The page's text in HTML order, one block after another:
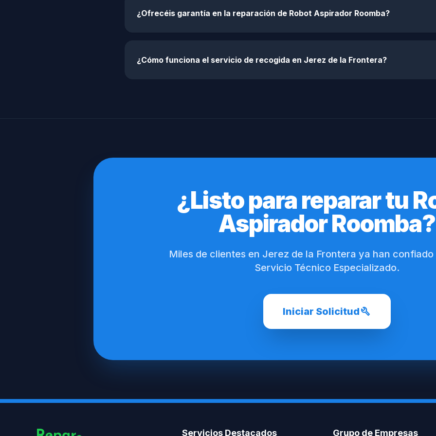
¿Ofrecéis garantía en la reparación de Robot Aspirador Roomba?
¿Cómo funciona el servicio de recogida en Jerez de la Frontera?
¿Listo para reparar tu
Aspirador Roomba?
Miles de clientes en Jerez de la Frontera ya han
Servicio Técnico Especializado.
Iniciar Solicitudbuild
Servicios Destacados Grupo de Empresas